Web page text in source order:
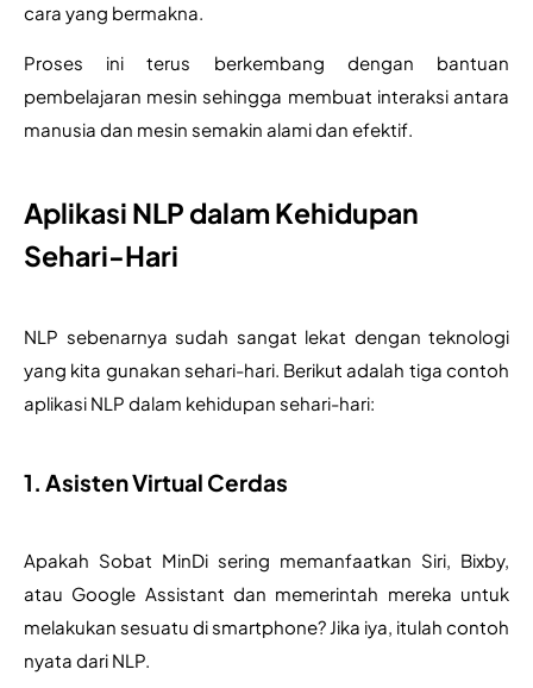
cara yang bermakna.
Proses ini terus berkembang dengan bantuan
pembelajaran mesin sehingga membuat interaksi antara
manusia dan mesin semakin alami dan efektif.
Aplikasi NLP dalam Kehidupan
Sehari-Hari
NLP sebenarnya sudah sangat lekat dengan teknologi
yang kita gunakan sehari-hari. Berikut adalah tiga contoh
aplikasi NLP dalam kehidupan sehari-hari:
1. Asisten Virtual Cerdas
Apakah Sobat MinDi sering memanfaatkan Siri, Bixby,
atau Google Assistant dan memerintah mereka untuk
melakukan sesuatu di smartphone? Jika iya, itulah contoh
nyata dari NLP.